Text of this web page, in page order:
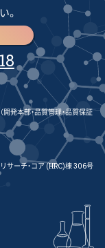
。
（開発本部・品質管理・品質保証
サーチ・コア (HRC)棟 306号